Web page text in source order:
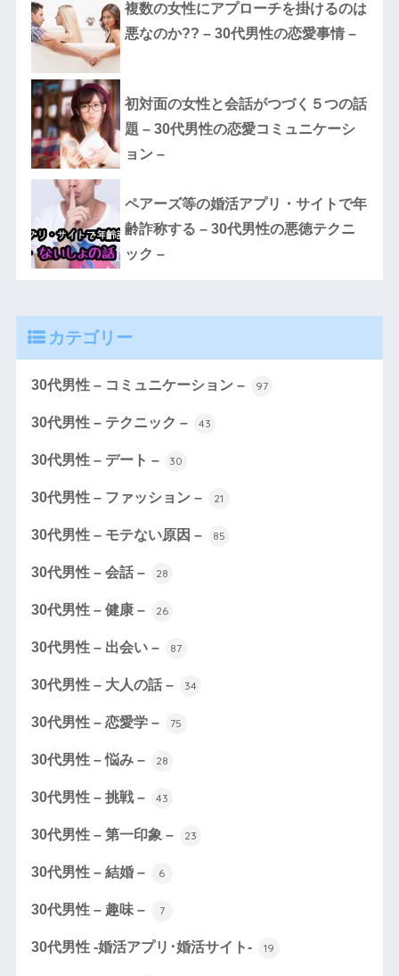
複数の女性にアプローチを掛けるのは
悪なのか?? – 30代男性の恋愛事情 –
初対面の女性と会話がつづく５つの話
題 – 30代男性の恋愛コミュニケーシ
ョン –
ペアーズ等の婚活アプリ・サイトで年
齢詐称する – 30代男性の悪徳テクニ
ック –
カテゴリー
30代男性 – コミュニケーション – 97
30代男性 – テクニック – 43
30代男性 – デート – 30
30代男性 – ファッション – 21
30代男性 – モテない原因 – 85
30代男性 – 会話 – 28
30代男性 – 健康 – 26
30代男性 – 出会い – 87
30代男性 – 大人の話 – 34
30代男性 – 恋愛学 – 75
30代男性 – 悩み – 28
30代男性 – 挑戦 – 43
30代男性 – 第一印象 – 23
30代男性 – 結婚 – 6
30代男性 – 趣味 – 7
30代男性 -婚活アプリ･婚活サイト- 19